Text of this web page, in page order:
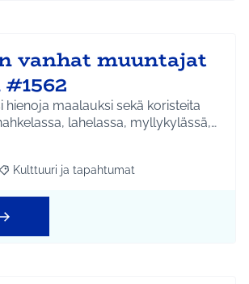
vanhat muuntajat
hienoja maalauksi sekä koristeita
lahelassa, myllykylässä,…
mukaan: Koko Tuusula
Rajaa tulokset teeman mukaan: Kulttuuri ja
Kulttuuri ja tapahtumat